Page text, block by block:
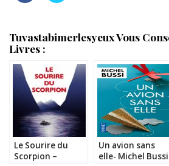
Tuvastabimerlesyeux Vous
Livres :
Le Sourire du
Scorpion –
Un avion sans
elle- Michel Bussi